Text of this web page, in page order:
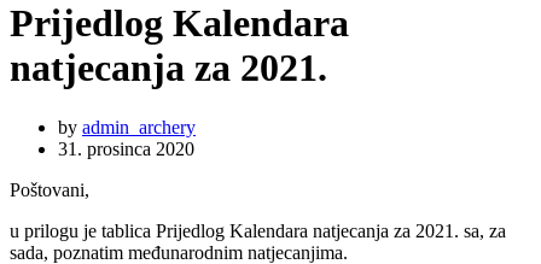
Prijedlog Kalendara
natjecanja za 2021.
by admin_archery
31. prosinca 2020
Poštovani,
u prilogu je tablica Prijedlog Kalendara natjecanja za 2021. sa, za
sada, poznatim međunarodnim natjecanjima.